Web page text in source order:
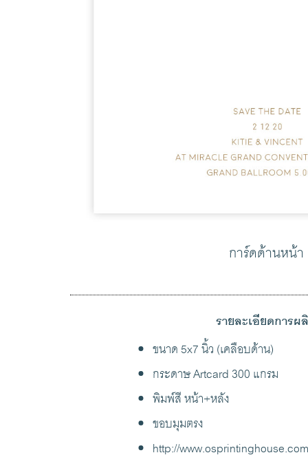
การ์ดด้านหน้า
รายละเอียดการผ
ขนาด 5x7 นิ้ว (เคลือบด้าน)
กระดาษ Artcard 300 แกรม
พิมพ์สี หน้า+หลัง
ขอบมุมตรง
http://